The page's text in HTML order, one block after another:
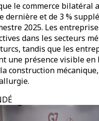
le commerce bilatéral
dernière et de 3 %
2025. Les
dans les secteurs
tandis que les
une présence visible en
construction